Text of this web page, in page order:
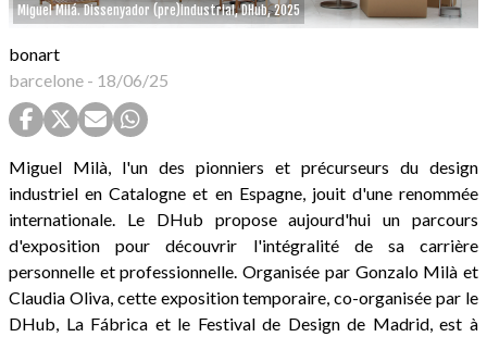
Miguel Milá. Dissenyador (pre)industrial, DHub, 2025
bonart
barcelone - 18/06/25
Miguel Milà, l'un des pionniers et précurseurs du design
industriel en Catalogne et en Espagne, jouit d'une renommée
internationale. Le DHub propose aujourd'hui un parcours
d'exposition pour découvrir l'intégralité de sa carrière
personnelle et professionnelle. Organisée par Gonzalo Milà et
Claudia Oliva, cette exposition temporaire, co-organisée par le
DHub, La Fábrica et le Festival de Design de Madrid, est à